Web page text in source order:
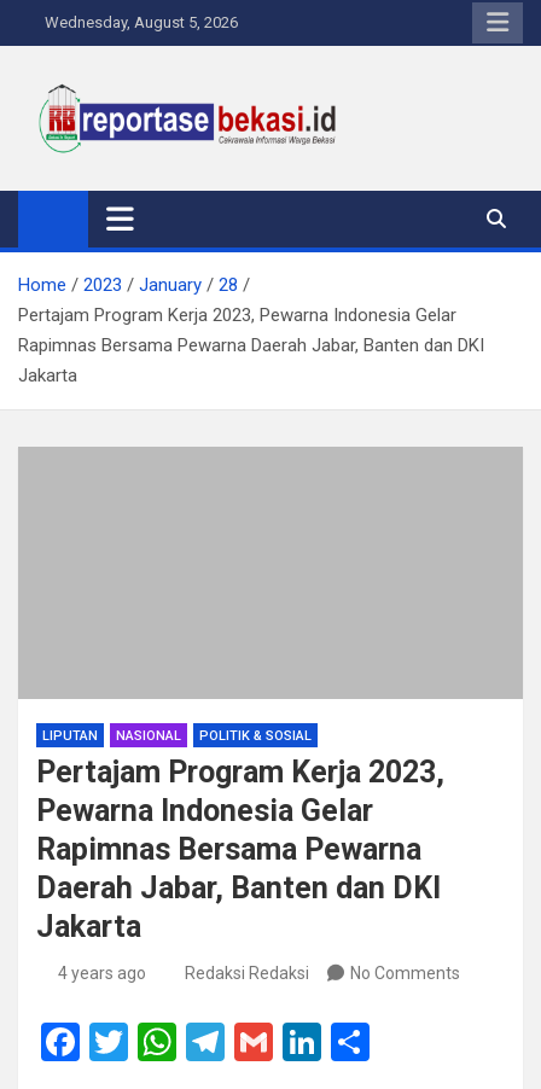
to
Wednesday, August 5, 2026
Reportase Bekasi
Cakrawala Informasi Warga Bekasi
Home 2023 January
28
Pertajam Program Kerja 2023, Pewarna Indonesia Gelar
Rapimnas Bersama Pewarna Daerah Jabar, Banten dan DKI
Jakarta
LIPUTAN NASIONAL POLITIK & SOSIAL
Pertajam Program Kerja 2023,
Pewarna Indonesia Gelar
Rapimnas Bersama Pewarna
Daerah Jabar, Banten dan DKI
Jakarta
4 years ago Redaksi Redaksi No Comments
F
T
W T
G
Li